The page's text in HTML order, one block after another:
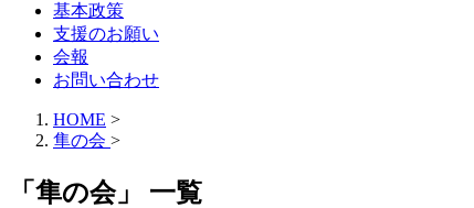
基本政策
支援のお願い
会報
お問い合わせ
HOME >
隼の会 >
「隼の会」 一覧